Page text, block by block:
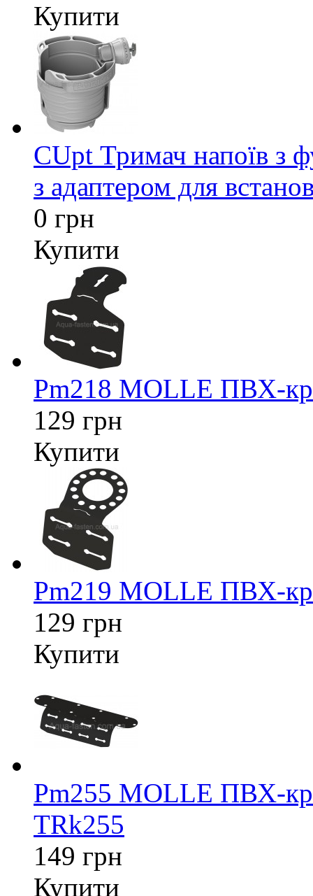
Купити
CUpt Тримач напоїв з
з адаптером для
0 грн
Купити
Pm218 MOLLE ПВХ-
129 грн
Купити
Pm219 MOLLE ПВХ-
129 грн
Купити
Pm255 MOLLE ПВХ-
TRk255
149 грн
Купити